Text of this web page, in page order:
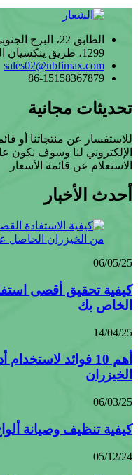
الطابق 22،
1299، طريق ينكسيان الشرقي، منطقة يينزهو، نينغبو، الصين
sales02@nbfimax.com
86-15158367879
تحديثات مجانية
للاستفسار عن منتجاتنا أو
الإلكتروني لنا وسوف نكون على
الاستعلام عن قائمة الأسعار
أحدث الأخبار
06/05/25
الخاص بك
14/04/25
أهم 10 فوائد
الخيزران
06/03/25
كيفية تنظيف وصيانة
05/12/24